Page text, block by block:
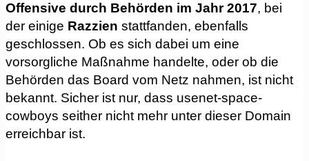
Offensive durch Behörden im Jahr 2017, bei
der einige Razzien stattfanden, ebenfalls
geschlossen. Ob es sich dabei um eine
vorsorgliche Maßnahme handelte, oder ob die
Behörden das Board vom Netz nahmen, ist nicht
bekannt. Sicher ist nur, dass usenet-space-
cowboys seither nicht mehr unter dieser Domain
erreichbar ist.